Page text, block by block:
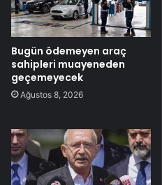
Bugün ödemeyen araç
sahipleri muayeneden
geçemeyecek
Ağustos 8, 2026